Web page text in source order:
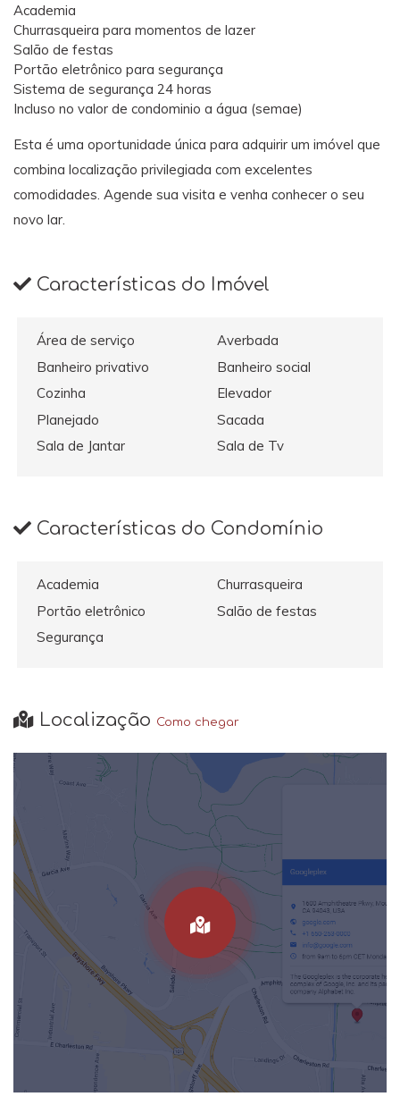
Academia
Churrasqueira para momentos de lazer
Salão de festas
Portão eletrônico para segurança
Sistema de segurança 24 horas
Incluso no valor de condominio a água (semae)
Esta é uma oportunidade única para adquirir um imóvel que
combina localização privilegiada com excelentes
comodidades. Agende sua visita e venha conhecer o seu
novo lar.
Características do Imóvel
Área de serviço
Averbada
Banheiro privativo
Banheiro social
Cozinha
Elevador
Planejado
Sacada
Sala de Jantar
Sala de Tv
Características do Condomínio
Academia
Churrasqueira
Portão eletrônico
Salão de festas
Segurança
Localização Como chegar